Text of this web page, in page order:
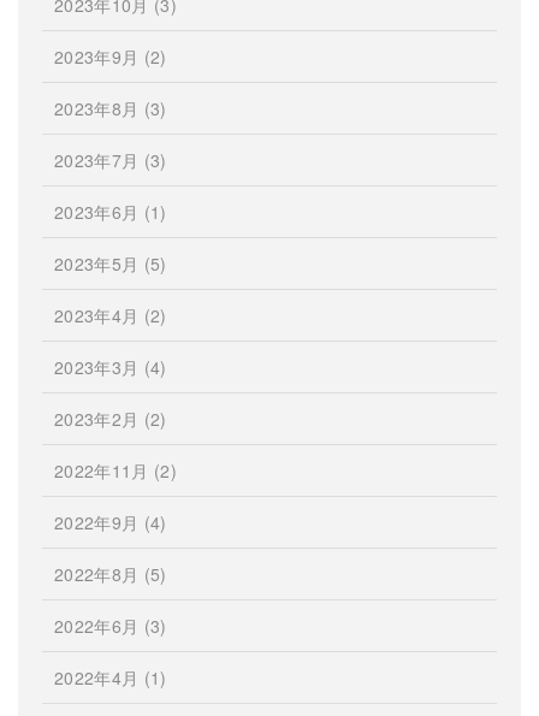
2023年10月 (3)
2023年9月 (2)
2023年8月 (3)
2023年7月 (3)
2023年6月 (1)
2023年5月 (5)
2023年4月 (2)
2023年3月 (4)
2023年2月 (2)
2022年11月 (2)
2022年9月 (4)
2022年8月 (5)
2022年6月 (3)
2022年4月 (1)